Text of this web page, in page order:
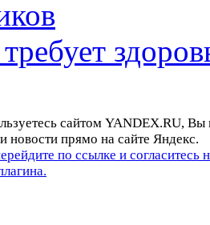
сайтом YANDEX.RU, Вы
новости прямо на сайте Яндекс.
по ссылке и согласитесь